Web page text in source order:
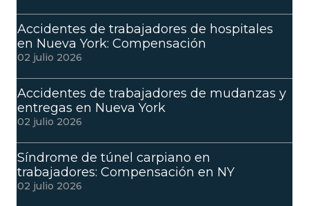
Accidentes de trabajadores de hospitales
en Nueva York: Compensación
02 julio 2026
Accidentes de trabajadores de mudanzas y
entregas en Nueva York
02 julio 2026
Síndrome de túnel carpiano en
trabajadores: Compensación en NY
02 julio 2026